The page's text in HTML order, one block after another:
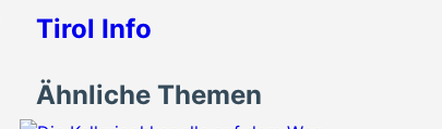
Tirol Info
Ähnliche Themen